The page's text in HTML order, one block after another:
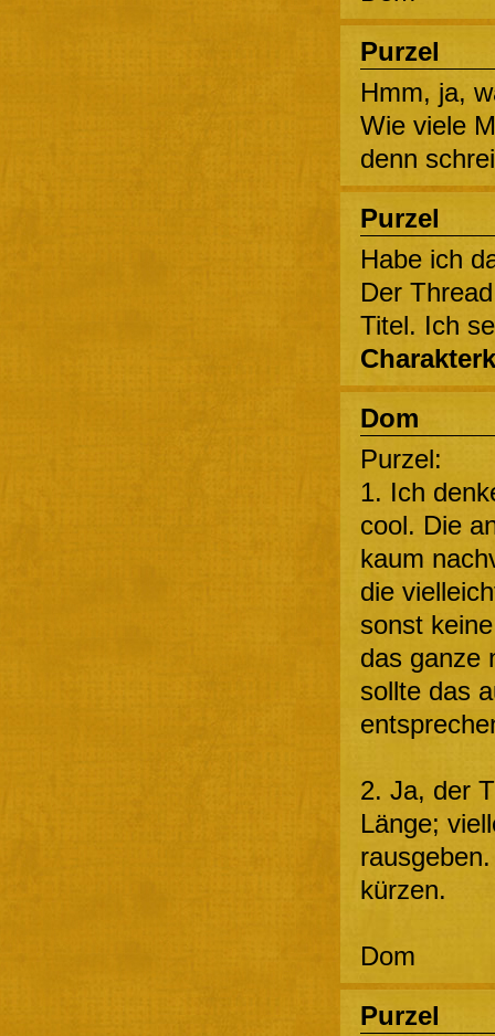
Purzel
Hmm, ja,
Wie viele
denn
Purzel
Habe ich
Der
Titel. Ich
Dom
Purzel:
1. Ich
cool. Die
kaum
die
sonst
das ganze
sollte das
2. Ja, der
Länge;
kürzen.
Dom
Purzel